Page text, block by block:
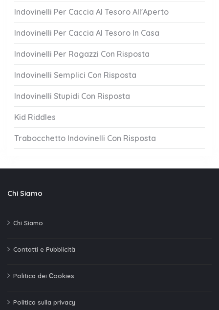
Indovinelli Per Caccia Al Tesoro All'Aperto
Indovinelli Per Caccia Al Tesoro In Casa
Indovinelli Per Ragazzi Con Risposta
Indovinelli Semplici Con Risposta
Indovinelli Stupidi Con Risposta
Kid Riddles
Trabocchetto Indovinelli Con Risposta
Chi Siamo
Chi Siamo
Contatti e Pubblicità
Politica dei Сookies
Politica sulla privacy